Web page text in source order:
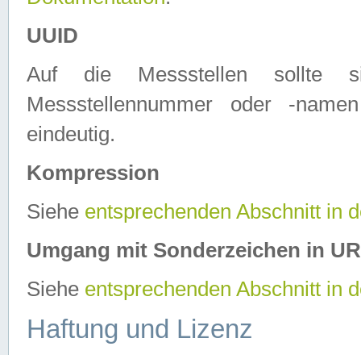
UUID
Auf die Messstellen sollte
Messstellennummer oder -
eindeutig.
Kompression
Siehe entsprechenden Abschnitt in
Umgang mit Sonderzeichen in
Siehe entsprechenden Abschnitt in
Haftung und Lizenz